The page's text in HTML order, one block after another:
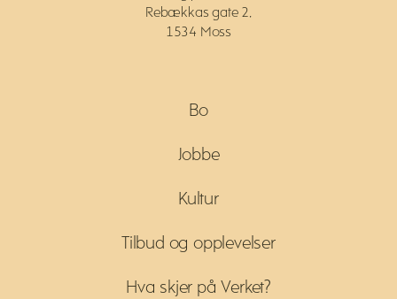
Rebækkas gate 2,
1534 Moss
Bo
Jobbe
Kultur
Tilbud og opplevelser
Hva skjer på Verket?